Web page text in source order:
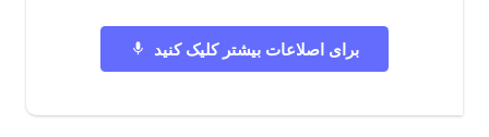
برای اصلاعات بیشتر کلیک کنید mic